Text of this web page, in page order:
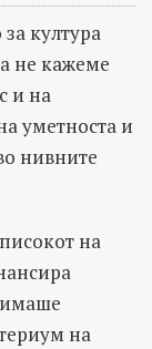
култура
не кажеме
и на
уметноста и
нивните
на
на